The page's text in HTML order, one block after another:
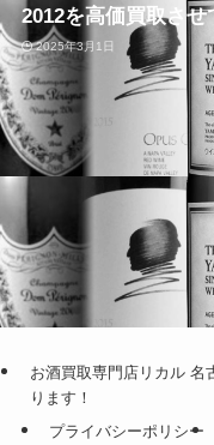
2012を高価買取させ
2025年3月1日
お酒買取専門店リカル 名
ります！
プライバシーポリシー